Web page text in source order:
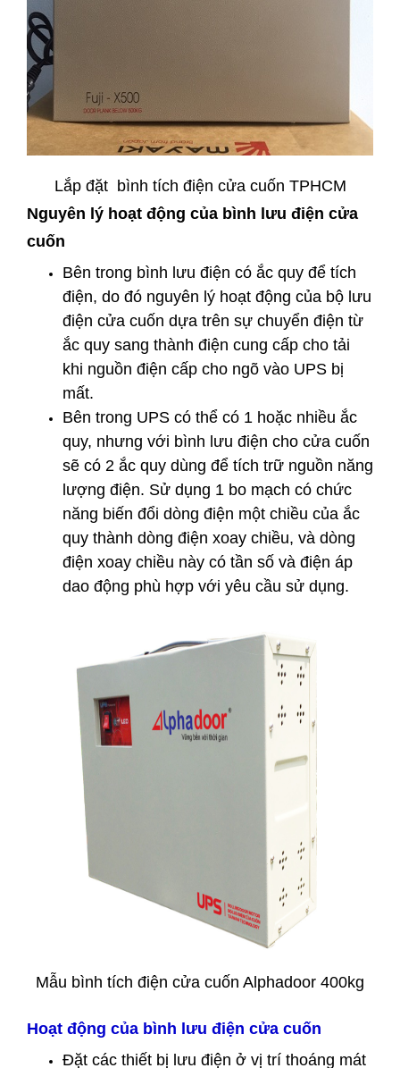
Lắp đặt bình tích điện cửa cuốn TPHCM
Nguyên lý hoạt động của bình lưu điện cửa
cuốn
Bên trong bình lưu điện có ắc quy để tích
điện, do đó nguyên lý hoạt động của bộ lưu
điện cửa cuốn dựa trên sự chuyển điện từ
ắc quy sang thành điện cung cấp cho tải
khi nguồn điện cấp cho ngõ vào UPS bị
mất.
Bên trong UPS có thể có 1 hoặc nhiều ắc
quy, nhưng với bình lưu điện cho cửa cuốn
sẽ có 2 ắc quy dùng để tích trữ nguồn năng
lượng điện. Sử dụng 1 bo mạch có chức
năng biến đổi dòng điện một chiều của ắc
quy thành dòng điện xoay chiều, và dòng
điện xoay chiều này có tần số và điện áp
dao động phù hợp với yêu cầu sử dụng.
Mẫu bình tích điện cửa cuốn Alphadoor 400kg
Hoạt động của bình lưu điện cửa cuốn
Đặt các thiết bị lưu điện ở vị trí thoáng mát